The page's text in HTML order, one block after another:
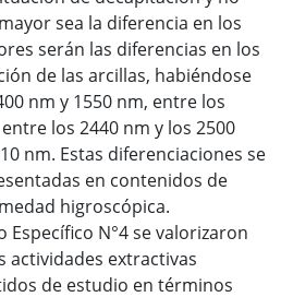
sea la diferencia en los
serán las diferencias en los
de las arcillas, habiéndose
nm y 1550 nm, entre los
los 2440 nm y los 2500
nm. Estas diferenciaciones se
en contenidos de
higroscópica.
Específico N°4 se valorizaron
actividades extractivas
de estudio en términos